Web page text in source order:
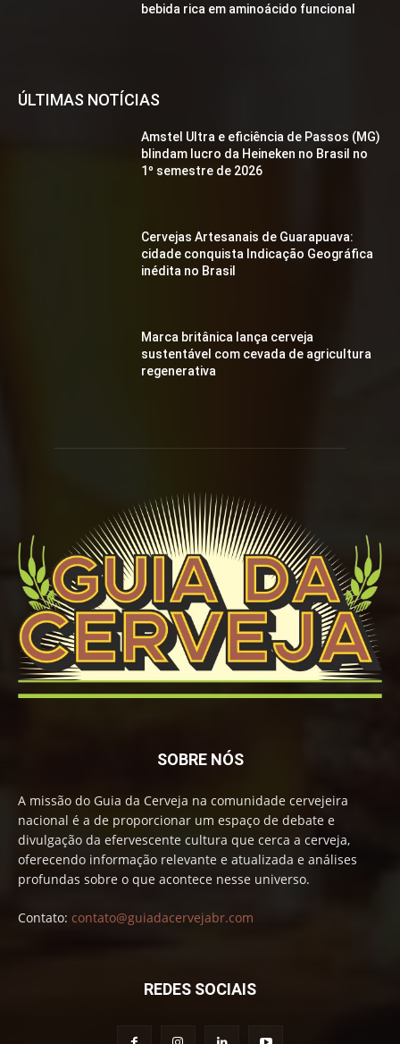
bebida rica em aminoácido funcional
ÚLTIMAS NOTÍCIAS
Amstel Ultra e eficiência de Passos (MG)
blindam lucro da Heineken no Brasil no
1º semestre de 2026
Cervejas Artesanais de Guarapuava:
cidade conquista Indicação Geográfica
inédita no Brasil
Marca britânica lança cerveja
sustentável com cevada de agricultura
regenerativa
SOBRE NÓS
A missão do Guia da Cerveja na comunidade cervejeira
nacional é a de proporcionar um espaço de debate e
divulgação da efervescente cultura que cerca a cerveja,
oferecendo informação relevante e atualizada e análises
profundas sobre o que acontece nesse universo.
Contato: contato@guiadacervejabr.com
REDES SOCIAIS